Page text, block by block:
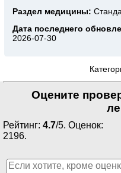
Раздел медицины:
Дата последнего
2026-07-30
Оцените
Рейтинг: 4.7/5. Оценок:
2196.